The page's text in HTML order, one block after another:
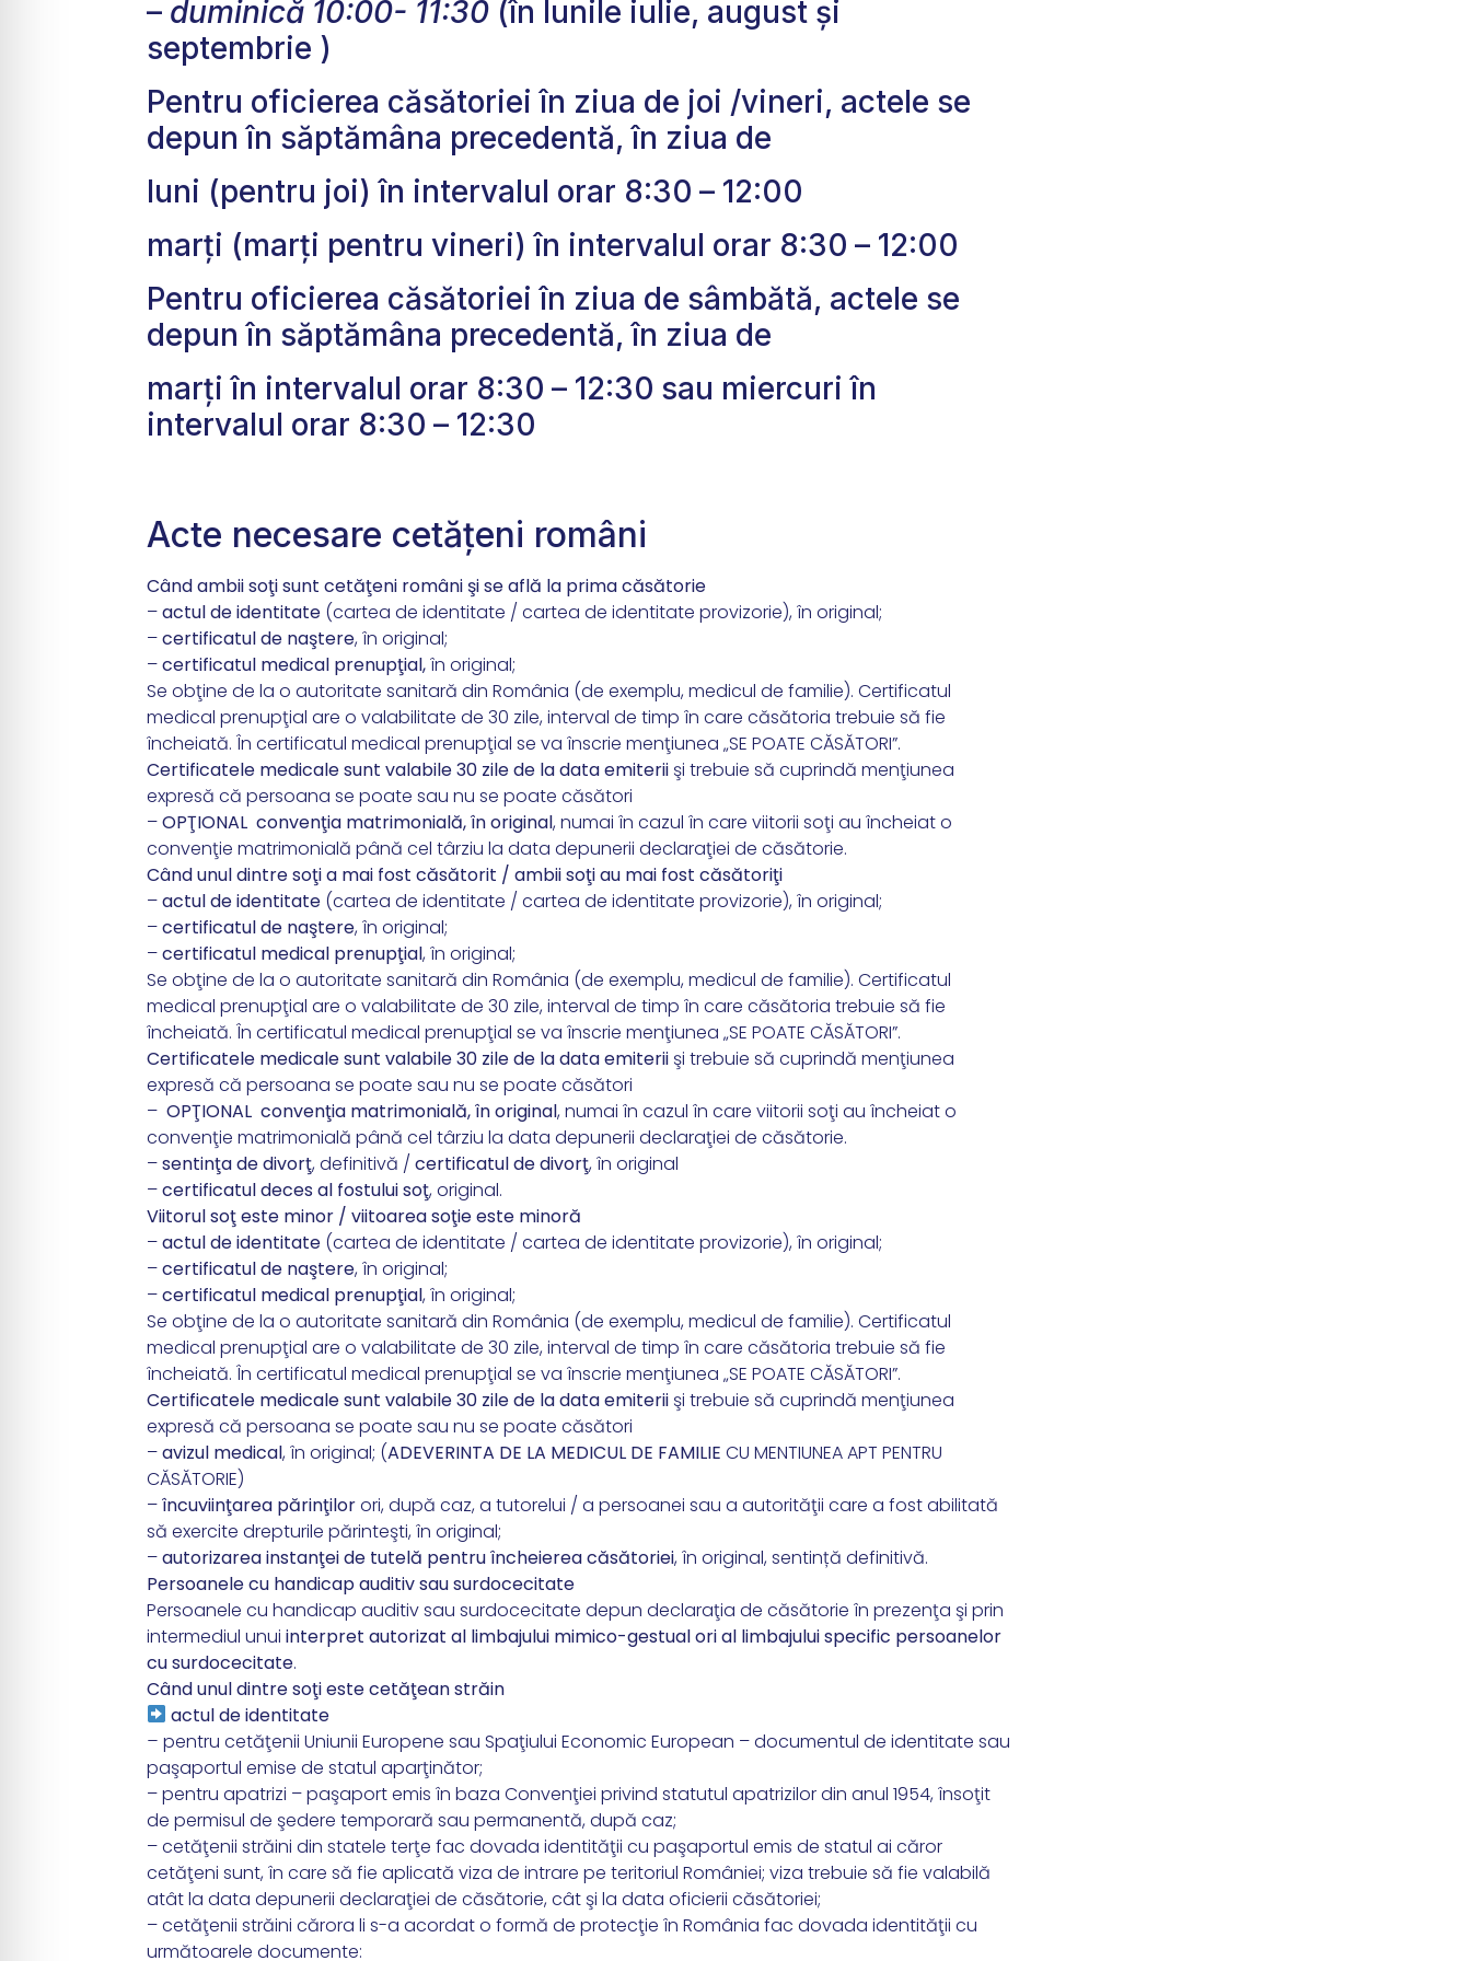
– duminică 10:00- 11:30 (în lunile iulie, august și
septembrie )
Pentru oficierea căsătoriei în ziua de joi /vineri, actele se
depun în săptămâna precedentă, în ziua de
luni (pentru joi) în intervalul orar 8:30 – 12:00
marți (marți pentru vineri) în intervalul orar 8:30 – 12:00
Pentru oficierea căsătoriei în ziua de sâmbătă, actele se
depun în săptămâna precedentă, în ziua de
marţi în intervalul orar 8:30 – 12:30 sau miercuri în
intervalul orar 8:30 – 12:30
Acte necesare cetățeni români
Când ambii soţi sunt cetăţeni români şi se află la prima căsătorie
–actul de identitate (cartea de identitate / cartea de identitate provizorie), în original;
–certificatul de naştere, în original;
–certificatul medical prenupţial,în original;
Se obţine de la o autoritate sanitară din România (de exemplu, medicul de familie). Certificatul
medical prenupţial are o valabilitate de 30 zile, interval de timp în care căsătoria trebuie să fie
încheiată. În certificatul medical prenupţial se va înscrie menţiunea „SE POATE CĂSĂTORI”.
Certificatele medicale sunt valabile 30 zile de la data emiterii şi trebuie să cuprindă menţiunea
expresă că persoana se poate sau nu se poate căsători
–OPŢIONAL convenţia matrimonială, în original, numai în cazul în care viitorii soţi au încheiat o
convenţie matrimonială până cel târziu la data depunerii declaraţiei de căsătorie.
Când unul dintre soţi a mai fost căsătorit / ambii soţi au mai fost căsătoriţi
–actul de identitate (cartea de identitate / cartea de identitate provizorie), în original;
–certificatul de naştere, în original;
–certificatul medical prenupţial, în original;
Se obţine de la o autoritate sanitară din România (de exemplu, medicul de familie). Certificatul
medical prenupţial are o valabilitate de 30 zile, interval de timp în care căsătoria trebuie să fie
încheiată. În certificatul medical prenupţial se va înscrie menţiunea „SE POATE CĂSĂTORI”.
Certificatele medicale sunt valabile 30 zile de la data emiterii şi trebuie să cuprindă menţiunea
expresă că persoana se poate sau nu se poate căsători
– OPŢIONAL convenţia matrimonială, în original, numai în cazul în care viitorii soţi au încheiat o
convenţie matrimonială până cel târziu la data depunerii declaraţiei de căsătorie.
–sentinţa de divorţ, definitivă / certificatul de divorţ, în original
–certificatul deces al fostului soţ, original.
Viitorul soţ este minor / viitoarea soţie este minoră
–actul de identitate (cartea de identitate / cartea de identitate provizorie), în original;
–certificatul de naştere, în original;
–certificatul medical prenupţial, în original;
Se obţine de la o autoritate sanitară din România (de exemplu, medicul de familie). Certificatul
medical prenupţial are o valabilitate de 30 zile, interval de timp în care căsătoria trebuie să fie
încheiată. În certificatul medical prenupţial se va înscrie menţiunea „SE POATE CĂSĂTORI”.
Certificatele medicale sunt valabile 30 zile de la data emiterii şi trebuie să cuprindă menţiunea
expresă că persoana se poate sau nu se poate căsători
–avizul medical, în original; (ADEVERINTA DE LA MEDICUL DE FAMILIE CU MENTIUNEA APT PENTRU
CĂSĂTORIE)
–încuviinţarea părinţilorori, după caz, a tutorelui / a persoanei sau a autorităţii care a fost abilitată
să exercite drepturile părinteşti, în original;
–autorizarea instanţei de tutelă pentru încheierea căsătoriei, în original, sentință definitivă.
Persoanele cu handicap auditiv sau surdocecitate
Persoanele cu handicap auditiv sau surdocecitate depun declaraţia de căsătorie în prezenţa şi prin
intermediul unui interpret autorizat al limbajului mimico-gestual ori al limbajului specific persoanelor
cu surdocecitate.
Când unul dintre soţi este cetăţean străin
actul de identitate
– pentru cetăţenii Uniunii Europene sau Spaţiului Economic European – documentul de identitate sau
paşaportul emise de statul aparţinător;
– pentru apatrizi – paşaport emis în baza Convenţiei privind statutul apatrizilor din anul 1954, însoţit
de permisul de şedere temporară sau permanentă, după caz;
– cetăţenii străini din statele terţe fac dovada identităţii cu paşaportul emis de statul ai căror
cetăţeni sunt, în care să fie aplicată viza de intrare pe teritoriul României; viza trebuie să fie valabilă
atât la data depunerii declaraţiei de căsătorie, cât şi la data oficierii căsătoriei;
– cetăţenii străini cărora li s-a acordat o formă de protecţie în România fac dovada identităţii cu
următoarele documente: